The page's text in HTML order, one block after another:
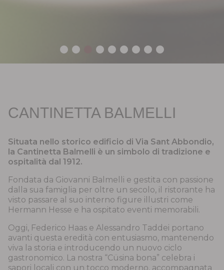
CANTINETTA BALMELLI
Situata nello storico edificio di Via Sant Abbondio,
la Cantinetta Balmelli è un simbolo di tradizione e
ospitalità dal 1912.
Fondata da Giovanni Balmelli e gestita con passione
dalla sua famiglia per oltre un secolo, il ristorante ha
visto passare al suo interno figure illustri come
Hermann Hesse e ha ospitato eventi memorabili.
Oggi, Federico Haas e Alessandro Taddei portano
avanti questa eredità con entusiasmo, mantenendo
viva la storia e introducendo un nuovo ciclo
gastronomico. La nostra “Cüsina bona” celebra i
sapori locali con un tocco moderno, accompagnata